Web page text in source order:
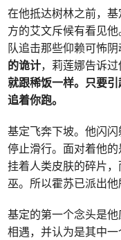
在他抵达树林之前，
方的艾文斥候有看见
队追击那些仰赖可怖
的诡计，莉莲娜告诉
就跟稀饭一样。只要
追着你跑。
基定飞奔下坡。他闪
停止滑行。面对着他
挂着人类皮肤的碎片
巫。所以霍苏已派出他
基定的第一个念头是
相遇，并认为是其中